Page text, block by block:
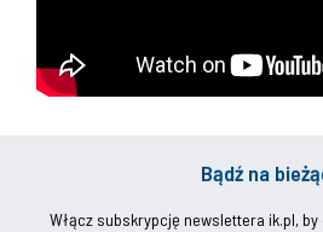
Bądź na
Włącz subskrypcję newslettera ik.pl,